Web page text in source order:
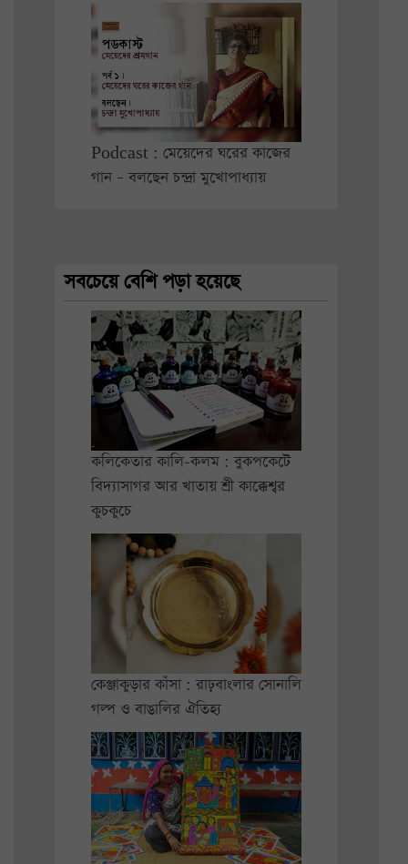
Podcast : মেয়েদের ঘরের কাজের
গান – বলছেন চন্দ্রা মুখোপাধ্যায়
সবচেয়ে বেশি পড়া হয়েছে
কলিকেতার কালি-কলম : বুকপকেটে
বিদ্যাসাগর আর খাতায় শ্রী কাক্কেশ্বর
কুচকুচে
কেঞ্জাকুড়ার কাঁসা : রাঢ়বাংলার সোনালি
গল্প ও বাঙালির ঐতিহ্য